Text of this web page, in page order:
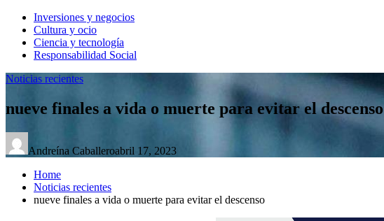
Inversiones y negocios
Cultura y ocio
Ciencia y tecnología
Responsabilidad Social
Noticias recientes
nueve finales a vida o muerte para evitar el descenso
Andreína Caballeroabril 17, 2023
Home
Noticias recientes
nueve finales a vida o muerte para evitar el descenso